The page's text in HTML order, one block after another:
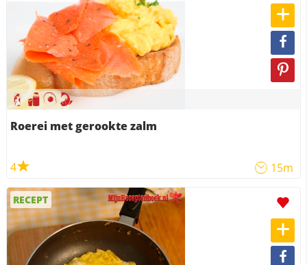
Roerei met gerookte zalm
4 15m
RECEPT